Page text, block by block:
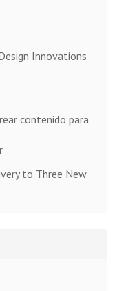
Innovations
contenido para
to Three New